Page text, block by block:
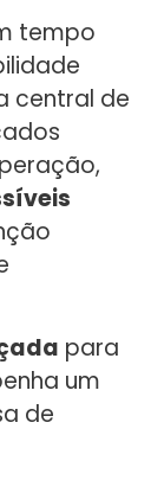
tempo
central de
para
um
de